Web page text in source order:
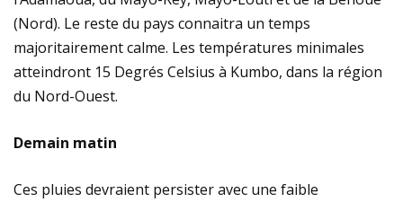
(Nord). Le reste du pays connaitra un temps
majoritairement calme. Les températures minimales
atteindront 15 Degrés Celsius à Kumbo, dans la région
du Nord-Ouest.
Demain matin
Ces pluies devraient persister avec une faible